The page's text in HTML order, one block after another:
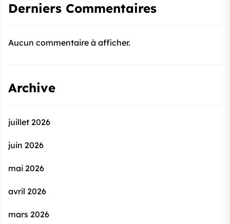
Derniers Commentaires
Aucun commentaire à afficher.
Archive
juillet 2026
juin 2026
mai 2026
avril 2026
mars 2026